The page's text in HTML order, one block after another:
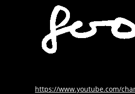
https://www.youtube.com/